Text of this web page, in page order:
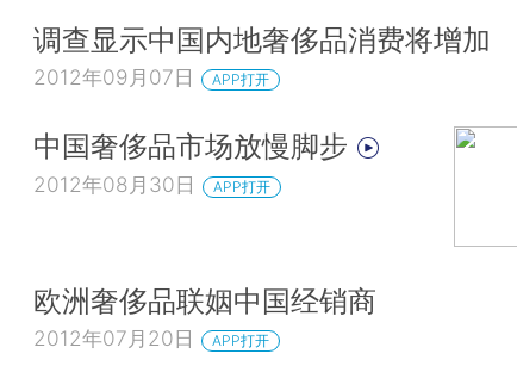
调查显示中国内地奢侈品消费将增加
2012年09月07日 APP打开
中国奢侈品市场放慢脚步
2012年08月30日 APP打开
欧洲奢侈品联姻中国经销商
2012年07月20日 APP打开